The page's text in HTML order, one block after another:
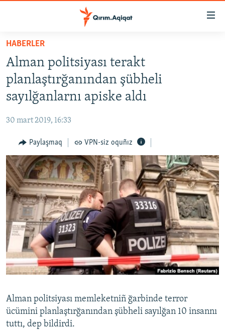
Esas
qaytmaq
Baş
navigatsiyağa
qaytmaq
Qıdıruvğa
HABERLER
SİYASET
İQTİSADİYAT
MEDENİYET
İNSAN AQLARI
VİDEO
SÜRET
BLOGLAR
FİKİR
Русский
Українською
HABERLER
Alman politsiyası terakt
planlaştırğanından şübheli
sayılğanlarnı apiske aldı
30 mart 2019, 16:33
Paylaşmaq VPN-siz oquñız
Alman politsiyası memleketniñ ğarbinde terror
ücümini planlaştırğanından şübheli sayılğan 10 insannı
tuttı, dep bildirdi.